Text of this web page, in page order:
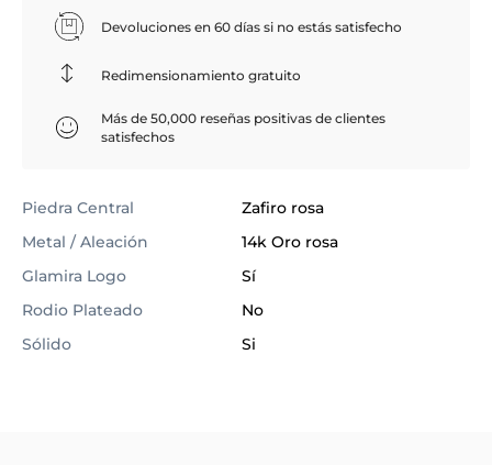
Devoluciones en 60 días si no estás satisfecho
Redimensionamiento gratuito
Más de 50,000 reseñas positivas de clientes
satisfechos
Piedra Central
Zafiro rosa
Metal / Aleación
14k Oro rosa
Glamira Logo
Sí
Rodio Plateado
No
Sólido
Si